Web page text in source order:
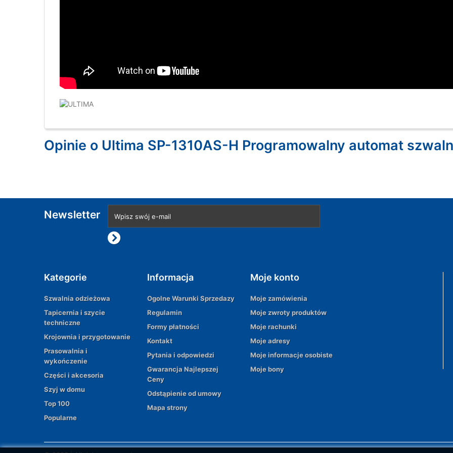
Opinie o Ultima SP-1310AS-H Programowalny automat
Newsletter
Kategorie
Szwalnia odzieżowa
Tapicernia i szycie
techniczne
Krojownia i przygotowanie
Prasowalnia i
wykończenie
Części i akcesoria
Szyj w domu
Top 100
Popularne
Informacja
Ogolne Warunki Sprzedazy
Regulamin
Formy płatności
Kontakt
Pytania i odpowiedzi
Gwarancja Najlepszej
Ceny
Odstąpienie od umowy
Mapa strony
Moje konto
Moje zamówienia
Moje zwroty produktów
Moje rachunki
Moje adresy
Moje informacje osobiste
Moje bony